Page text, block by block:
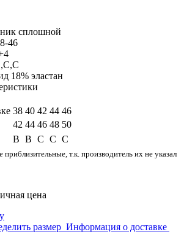
сплошной
46
18% эластан
38 40 42 44 46
42 44 46 48 50
B B C C C
т.к. производитель их не указал
цена
размер Информация о доставке